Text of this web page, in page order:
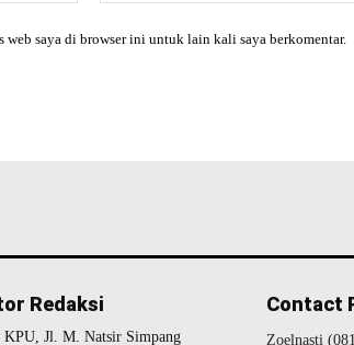
web saya di browser ini untuk lain kali saya berkomentar.
Redaksi
KPU, Jl. M. Natsir Simpang
Contact
Zoelnasti